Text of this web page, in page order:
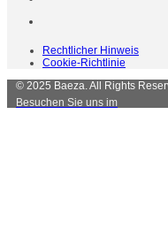
Rechtlicher Hinweis
Cookie-Richtlinie
© 2025 Baeza. All Rights
Besuchen Sie uns im